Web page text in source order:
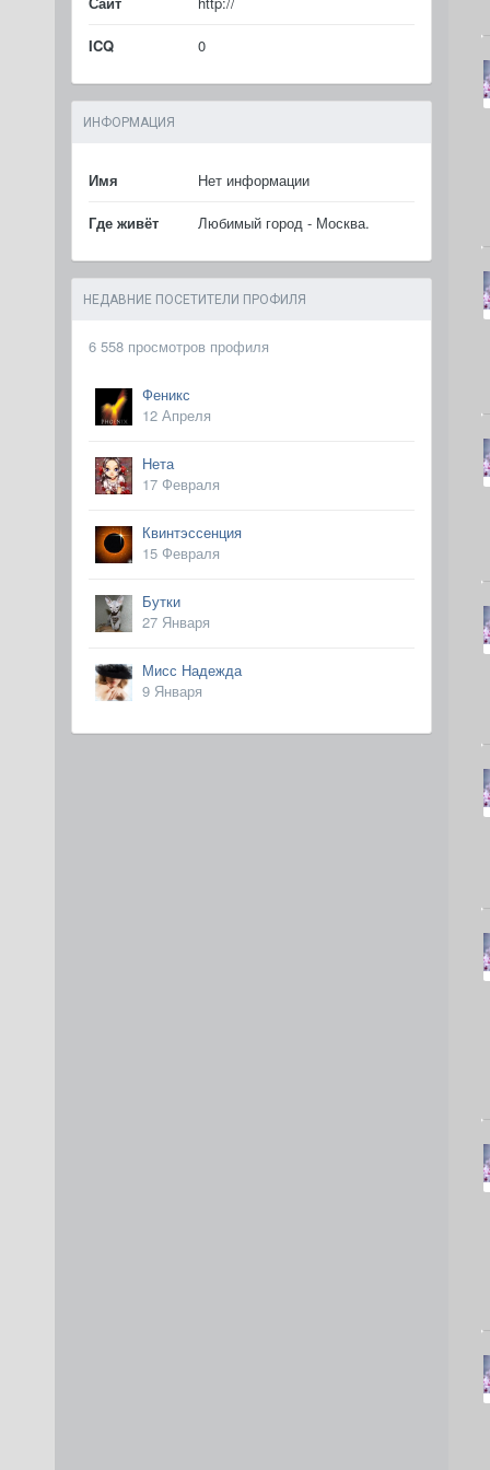
ICQ 0
ИНФОРМАЦИЯ
Имя Нет информации
Где живёт Любимый город - Москва.
НЕДАВНИЕ ПОСЕТИТЕЛИ ПРОФИЛЯ
6 558 просмотров профиля
Феникс
12 Апреля
Нета
17 Февраля
Квинтэссенция
15 Февраля
Бутки
27 Января
Мисс Надежда
9 Января